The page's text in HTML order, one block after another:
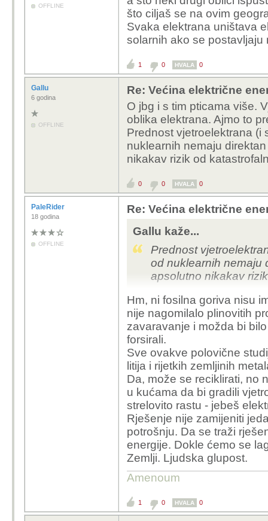
A dimnjake termo ili
Hidroelektrane su
nakaradnom
OFFLINE
što ciljaš se na ovim
Svaka elektrana uništava
solarnih ako se
1 0 HVALA 0
Gallu
6 godina
OFFLINE
Re: Većina električne
O jbg i s tim pticama više.
oblika elektrana. Ajmo to
Prednost vjetroelektrana (i
nuklearnih nemaju
nikakav rizik od
0 0 HVALA 0
PaleRider
18 godina
OFFLINE
Re: Većina električne
Gallu kaže...
Prednost
od nuklearnih nemaju
apsolutno nikakav
Hm, ni fosilna goriva nisu
nije nagomilalo plinovitih
zavaravanje i možda bi
forsirali.
Sve ovakve polovične
litija i rijetkih zemljinih
Da, može se reciklirati, no
u kućama da bi gradili
strelovito rastu - jebeš
Rješenje nije zamijeniti
potrošnju. Da se traži
energije. Dokle ćemo se
Zemlji. Ljudska glupost.
Amenoum
1 0 HVALA 0